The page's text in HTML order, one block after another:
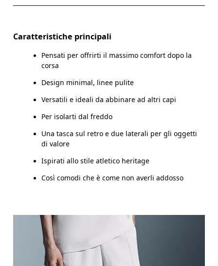
Caratteristiche principali
Pensati per offrirti il massimo comfort dopo la
corsa
Design minimal, linee pulite
Versatili e ideali da abbinare ad altri capi
Per isolarti dal freddo
Una tasca sul retro e due laterali per gli oggetti
di valore
Ispirati allo stile atletico heritage
Così comodi che è come non averli addosso